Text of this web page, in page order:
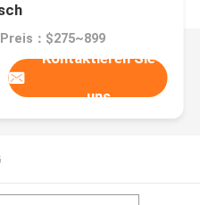
Preis：$275~899
Kontaktieren Sie
uns